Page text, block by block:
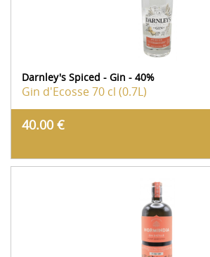
Darnley's Spiced - Gin - 40%
Gin d'Ecosse70 cl (0.7L)
40.00 €